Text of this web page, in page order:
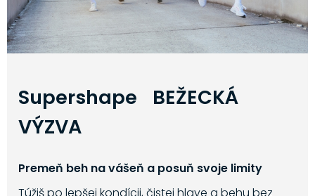
Supershape BEŽECKÁ
VÝZVA
Premeň beh na vášeň a posuň svoje limity
Túžiš po lepšej kondícii, čistej hlave a behu bez